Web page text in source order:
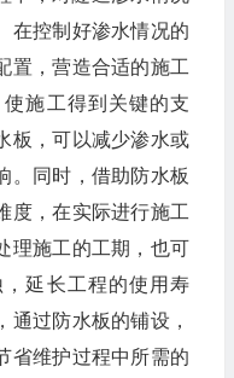
在控制好渗水情况的
置，营造合适的施工
施工得到关键的支
板，可以减少渗水或
。同时，借助防水板
度，在实际进行施工
理施工的工期，也可
延长工程的使用寿
通过防水板的铺设，
省维护过程中所需的